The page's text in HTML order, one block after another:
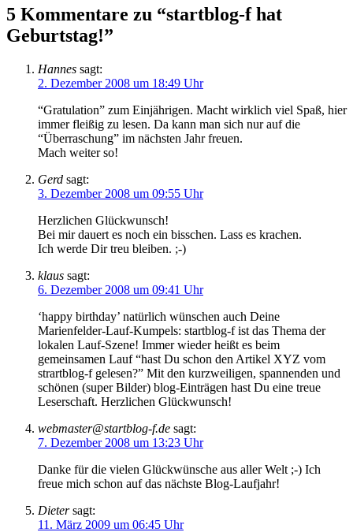
5 Kommentare zu “startblog-f hat
Geburtstag!”
Hannes sagt:
2. Dezember 2008 um 18:49 Uhr
“Gratulation” zum Einjährigen. Macht wirklich viel Spaß, hier
immer fleißig zu lesen. Da kann man sich nur auf die
“Überraschung” im nächsten Jahr freuen.
Mach weiter so!
Gerd sagt:
3. Dezember 2008 um 09:55 Uhr
Herzlichen Glückwunsch!
Bei mir dauert es noch ein bisschen. Lass es krachen.
Ich werde Dir treu bleiben. ;-)
klaus sagt:
6. Dezember 2008 um 09:41 Uhr
‘happy birthday’ natürlich wünschen auch Deine
Marienfelder-Lauf-Kumpels: startblog-f ist das Thema der
lokalen Lauf-Szene! Immer wieder heißt es beim
gemeinsamen Lauf “hast Du schon den Artikel XYZ vom
strartblog-f gelesen?” Mit den kurzweiligen, spannenden und
schönen (super Bilder) blog-Einträgen hast Du eine treue
Leserschaft. Herzlichen Glückwunsch!
webmaster@startblog-f.de sagt:
7. Dezember 2008 um 13:23 Uhr
Danke für die vielen Glückwünsche aus aller Welt ;-) Ich
freue mich schon auf das nächste Blog-Laufjahr!
Dieter sagt:
11. März 2009 um 06:45 Uhr